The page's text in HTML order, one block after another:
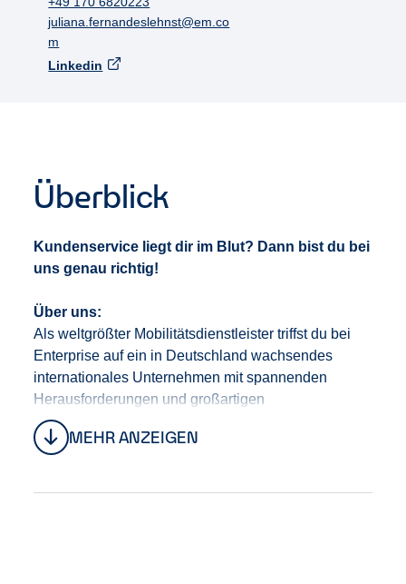
juliana.fernandeslehnst@em.co
m
Linkedin
Überblick
MEHR ANZEIGEN
Kundenservice liegt dir im Blut? Dann bist du bei
uns genau richtig!
Über uns:
Als weltgrößter Mobilitätsdienstleister triffst du bei
Enterprise auf ein in Deutschland wachsendes
internationales Unternehmen mit spannenden
Herausforderungen und großartigen
Aufstiegschancen. Der Hauptsitz unseres 1957
gegründeten Unternehmens ist in St. Louis (USA),